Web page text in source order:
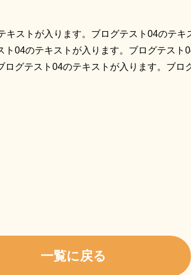
ストが入ります。ブログテスト04のテ
04のテキストが入ります。ブログテス
グテスト04のテキストが入ります。ブロ
一覧に戻る